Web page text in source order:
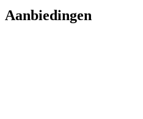
Aanbiedingen